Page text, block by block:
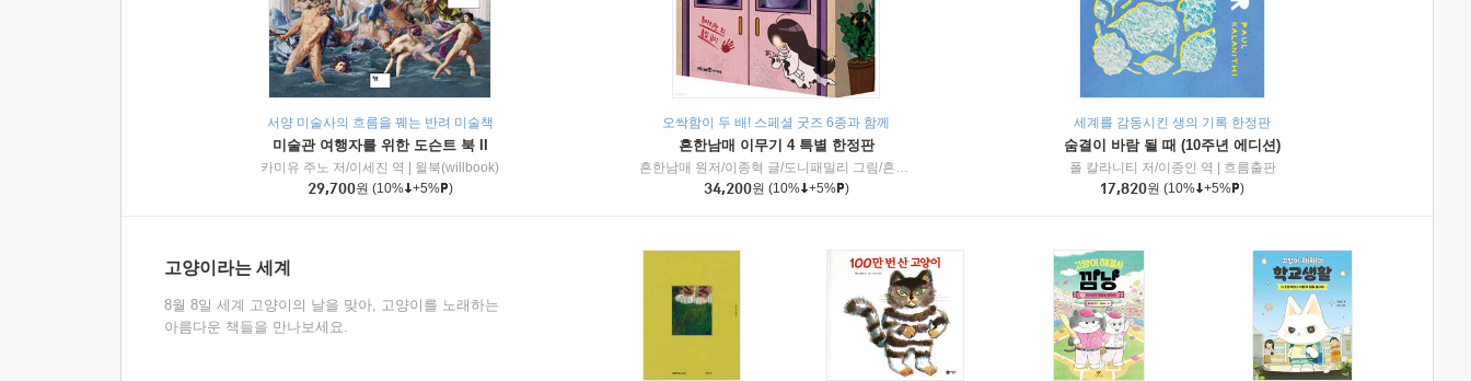
서양 미술사의 흐름을 꿰는 반려 미술책
미술관 여행자를 위한 도슨트 북 II
카미유 주노 저/이세진 역
윌북(willbook)
29,700원 (10% +5% )
오싹함이 두 배! 스페셜 굿즈 6종과 함께
흔한남매 이무기 4 특별 한정판
흔한남매 원저/이종혁 글/도니패밀리 그림/흔한컴퍼니 감수
미래엔아이세움
34,200원 (10% +5% )
세계를 감동시킨 생의 기록 한정판
숨결이 바람 될 때 (10주년 에디션)
폴 칼라니티 저/이종인 역
흐름출판
17,820원 (10% +5% )
고양이라는 세계
8월 8일 세계 고양이의 날을 맞아, 고양이를 노래하는
아름다운 책들을 만나보세요.